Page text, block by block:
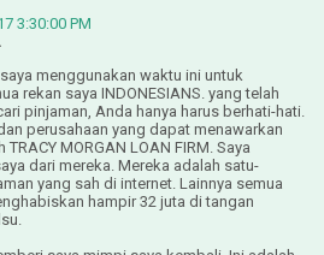
3:30:00 PM
menggunakan waktu ini untuk
rekan saya INDONESIANS. yang telah
pinjaman, Anda hanya harus berhati-hati.
perusahaan yang dapat menawarkan
MORGAN LOAN FIRM. Saya
dari mereka. Mereka adalah satu-
yang sah di internet. Lainnya semua
hampir 32 juta di tangan